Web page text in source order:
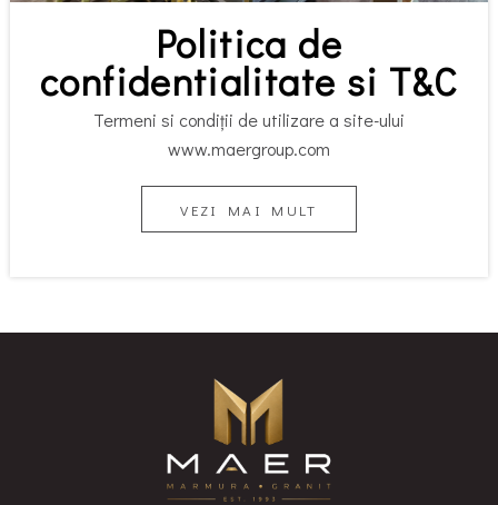
Politica de
confidentialitate si T&C
Termeni si condiții de utilizare a site-ului
www.maergroup.com
VEZI MAI MULT